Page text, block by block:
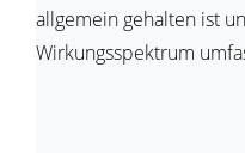
allgemein gehalten ist
Wirkungsspektrum